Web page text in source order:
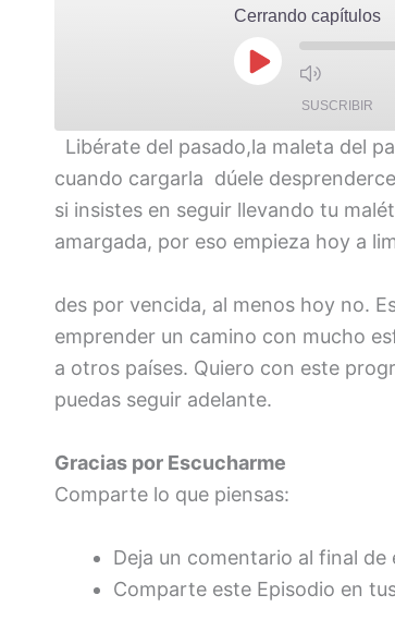
Cerrando capítulos
Reproducir
episodio
SUSCRIBIR
FEED RSS
COMPART
IR
ENLACE
Libérate del pasado,la maleta del
cuando cargarla dúele
si insistes en seguir llevando tu
amargada, por eso
Estaré
des por vencida, al menos hoy no.
emprender un camino con mucho
a otros países. Quiero con este
puedas seguir adelante.
Gracias por Escucharme
Comparte lo que piensas:
Deja un comentario al final de
Comparte este Episodio en